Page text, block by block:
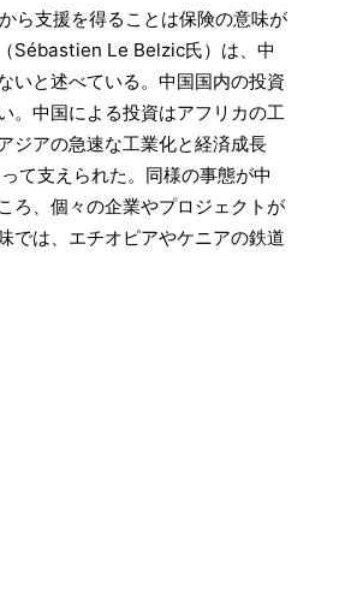
ら支援を得ることは保険の意味が
Sébastien Le Belzic氏）は、中
いと述べている。中国国内の投資
。中国による投資はアフリカの工
ジアの急速な工業化と経済成長
て支えられた。同様の事態が中
ろ、個々の企業やプロジェクトが
では、エチオピアやケニアの鉄道